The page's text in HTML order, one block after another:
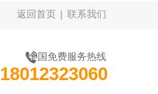
返回首页 | 联系我们
全国免费服务热线
18012323060